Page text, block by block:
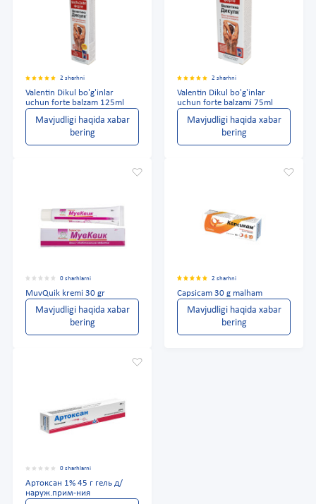
2 sharhni
Valentin Dikul bo'g'inlar
uchun forte balzam 125ml
Mavjudligi haqida xabar
bering
2 sharhni
Valentin Dikul bo'g'inlar
uchun forte balzami 75ml
Mavjudligi haqida xabar
bering
0 sharhlarni
MuvQuik kremi 30 gr
Mavjudligi haqida xabar
bering
2 sharhni
Capsicam 30 g malham
Mavjudligi haqida xabar
bering
0 sharhlarni
Артоксан 1% 45 г гель д/
наруж.прим-ния